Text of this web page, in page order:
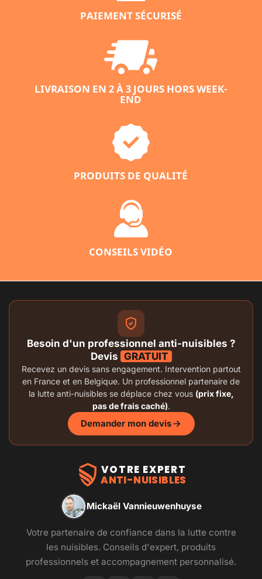
PAIEMENT SÉCURISÉ
LIVRAISON EN 2 À 3 JOURS HORS WEEK-
END
PRODUITS DE QUALITÉ
CONSEILS VIDÉO
Besoin d'un professionnel anti-nuisibles ?
Devis GRATUIT
Recevez un devis sans engagement. Intervention partout
en France et en Belgique. Un professionnel partenaire de
la lutte anti-nuisibles se déplace chez vous (prix fixe,
pas de frais caché).
Demander mon devis
VOTRE EXPERT
ANTI-NUISIBLES
Mickaël Vannieuwenhuyse
Votre partenaire de confiance dans la lutte contre
les nuisibles. Conseils d'expert, produits
professionnels et accompagnement personnalisé.